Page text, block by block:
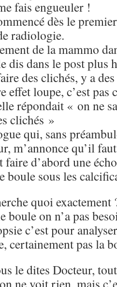
fais engueuler !
dès le
radiologie.
de la mammo
dis dans le post plus
des clichés, y a
effet loupe, c’est pas
répondait « on ne
clichés »
qui, sans
m’annonce qu’il
d’abord une
boule sous les
quoi exactement
boule on n’a pas
c’est pour
certainement pas la
le dites Docteur,